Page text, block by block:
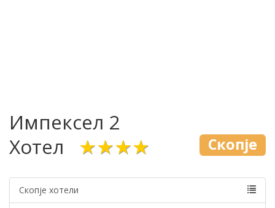
Импексел 2
Хотел
★★★★ Скопје
Скопје хотели